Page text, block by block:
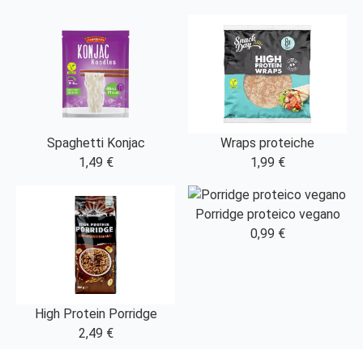
Spaghetti Konjac
1,49 €
Wraps proteiche
1,99 €
High Protein Porridge
2,49 €
Porridge proteico vegano
0,99 €